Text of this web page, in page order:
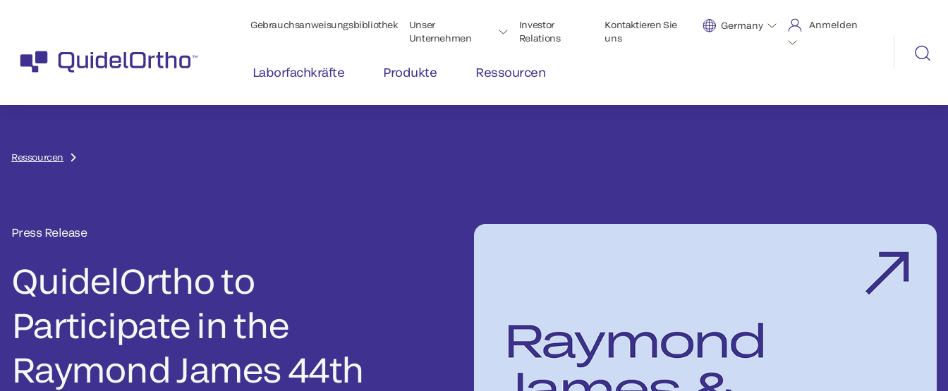
Gebrauchsanweisungsbibliothek
Unser
Unternehmen
Investor
Relations
Kontaktieren Sie
uns
Germany Anmelden
Laborfachkräfte Produkte Ressourcen
Ressourcen
Press Release
QuidelOrtho to
Participate in the
Raymond James 44th